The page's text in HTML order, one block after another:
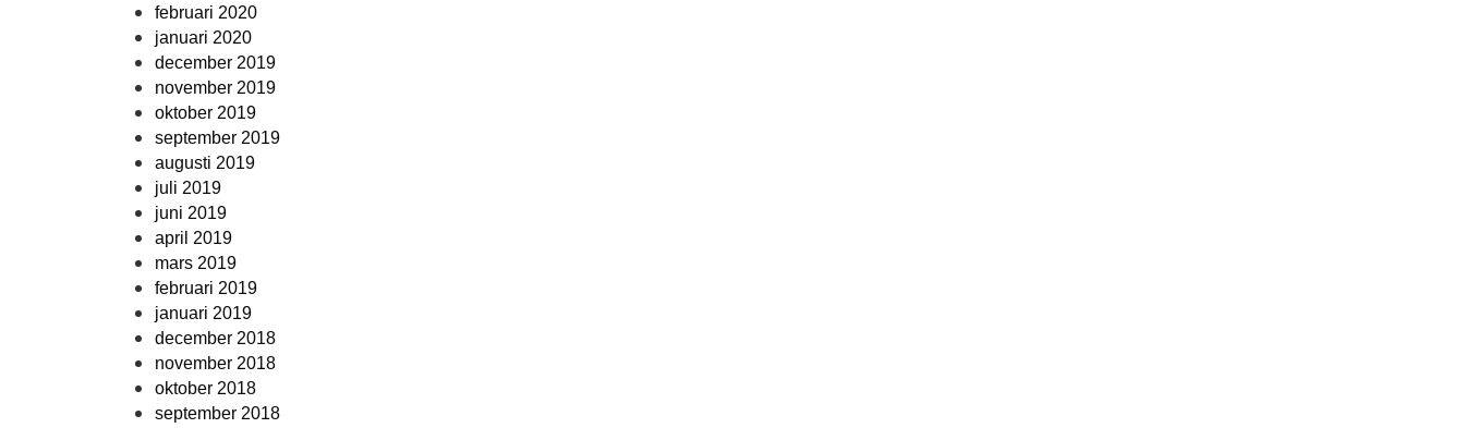
februari 2020
januari 2020
december 2019
november 2019
oktober 2019
september 2019
augusti 2019
juli 2019
juni 2019
april 2019
mars 2019
februari 2019
januari 2019
december 2018
november 2018
oktober 2018
september 2018